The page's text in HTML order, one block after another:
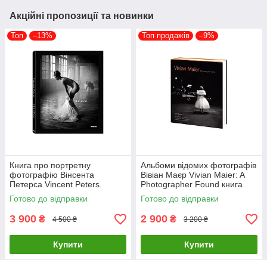
Акційні пропозиції та новинки
Топ –13%
Книга про портретну
фотографію Вінсента
Петерса Vincent Peters.
Personal Фотоальбоми
відомих фотографів
Готово до відправки
3 900 ₴ 4 500 ₴
Купити
Топ продажів –9%
Альбоми відомих фотографів
Вівіан Маєр Vivian Maier: A
Photographer Found книга
про мистецтво фотографії
Готово до відправки
2 900 ₴ 3 200 ₴
Купити